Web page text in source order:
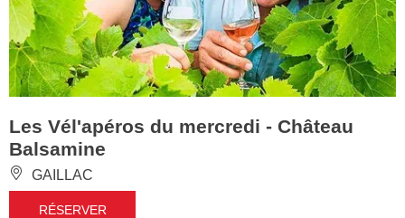
Les Vél'apéros du mercredi - Château
Balsamine
GAILLAC
RÉSERVER